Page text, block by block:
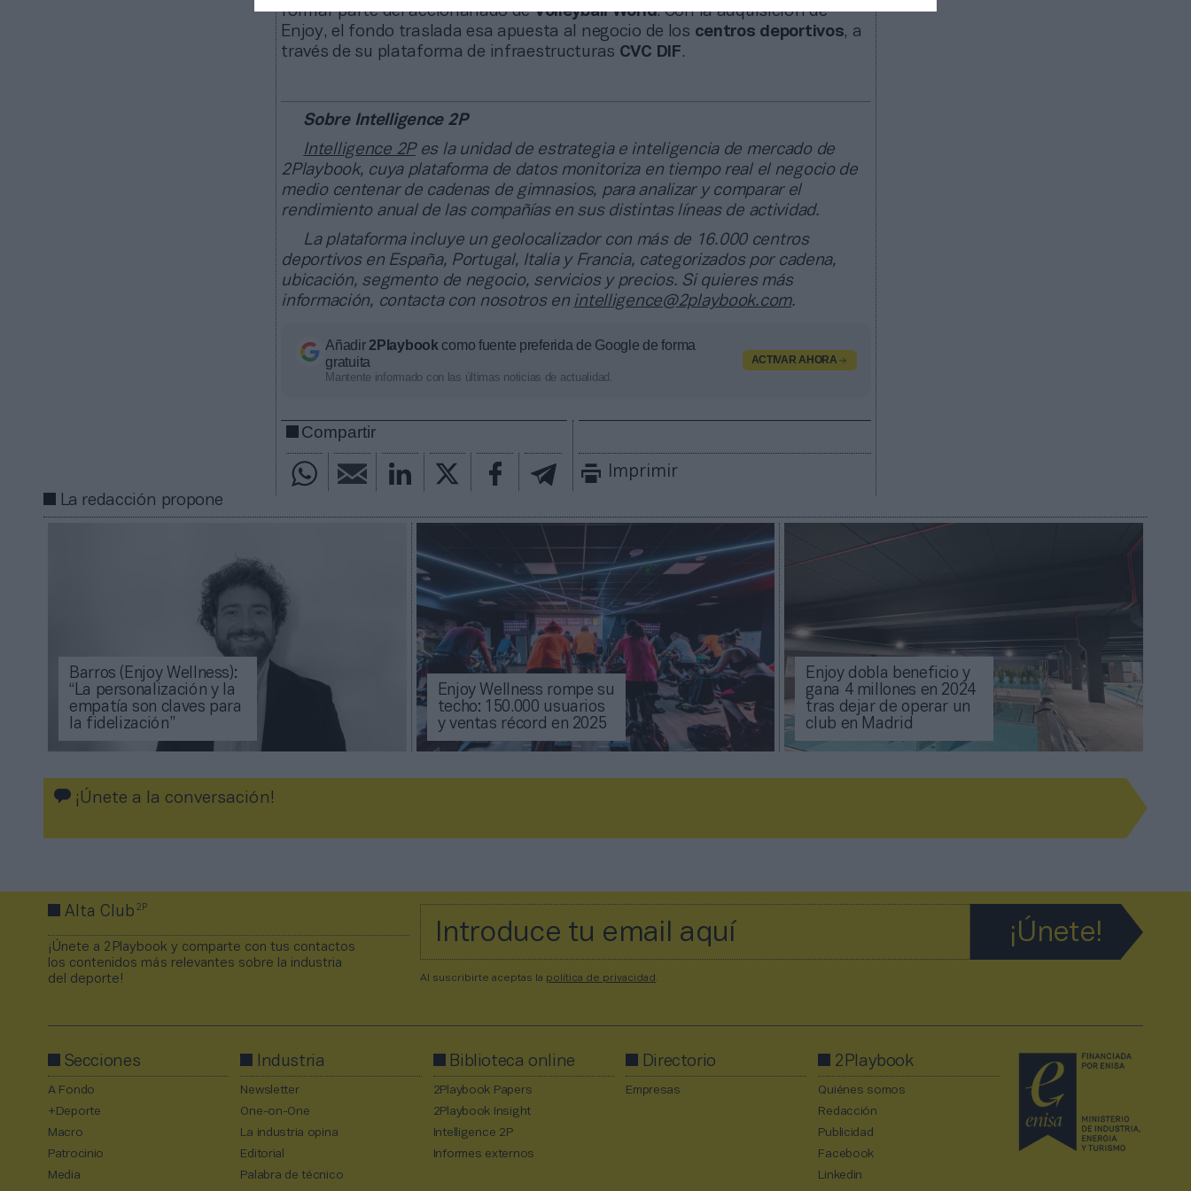
formar parte del accionariado deVolleyball World. Con la adquisición de
Enjoy, el fondo traslada esa apuesta al negocio de los centros deportivos, a
través de su plataforma de infraestructuras CVC DIF.
Sobre Intelligence 2P
Intelligence 2Pes la unidad de estrategia e inteligencia de mercado de
2Playbook, cuya plataforma de datos monitoriza en tiempo real el negocio de
medio centenar de cadenas de gimnasios, para analizar y comparar el
rendimiento anual de las compañías en sus distintas líneas de actividad.
La plataforma incluye un geolocalizador con más de 16.000 centros
deportivos en España, Portugal, Italia y Francia, categorizados por cadena,
ubicación, segmento de negocio, servicios y precios. Si quieres más
información, contacta con nosotros en intelligence@2playbook.com.
Añadir2Playbook como fuente preferida de Google de forma
gratuita
Mantente informado con las últimas noticias de actualidad.
ACTIVAR AHORA
Compartir
Imprimir
La redacción propone
Barros (Enjoy Wellness):
“La personalización y la
empatía son claves para
la fidelización”
Enjoy Wellness rompe su
techo: 150.000 usuarios
y ventas récord en 2025
Enjoy dobla beneficio y
gana 4 millones en 2024
tras dejar de operar un
club en Madrid
¡Únete a la conversación!
Alta Club2P
¡Únete a 2Playbook y comparte con tus contactos
los contenidos más relevantes sobre la industria
del deporte!
Al suscribirte aceptas la política de privacidad
Secciones
A Fondo
+Deporte
Macro
Patrocinio
Media
Industria
Newsletter
One-on-One
La industria opina
Editorial
Palabra de técnico
Biblioteca online
2Playbook Papers
2Playbook Insight
Intelligence 2P
Informes externos
Directorio
Empresas
2Playbook
Quiénes somos
Redacción
Publicidad
Facebook
Linkedin